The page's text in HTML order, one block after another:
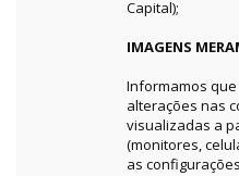
Capital);
IMAGENS
Informamos
alterações nas
visualizadas a
(monitores,
as